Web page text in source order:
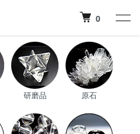
0
研磨品 原石